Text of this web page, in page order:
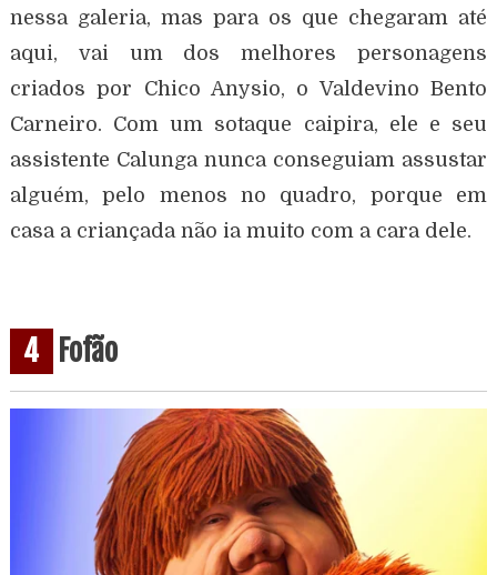
nessa galeria, mas para os que chegaram até
aqui, vai um dos melhores personagens
criados por Chico Anysio, o Valdevino Bento
Carneiro. Com um sotaque caipira, ele e seu
assistente Calunga nunca conseguiam assustar
alguém, pelo menos no quadro, porque em
casa a criançada não ia muito com a cara dele.
4 Fofão